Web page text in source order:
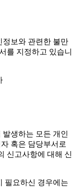
정보와 관련한 불만
를 지정하고 있습니
생하는 모든 개인
혹은 담당부서로
신고사항에 대해 신
필요하신 경우에는